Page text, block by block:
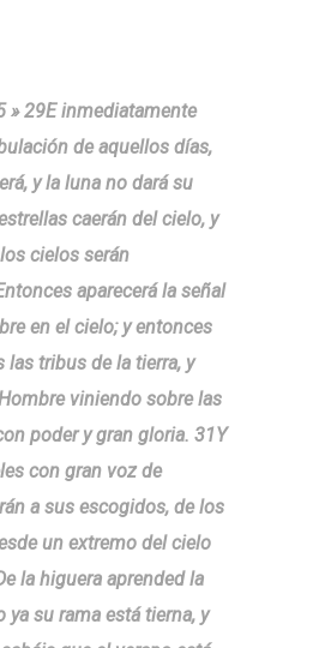
» 29E inmediatamente
de aquellos días,
y la luna no dará su
caerán del cielo, y
cielos serán
aparecerá la señal
en el cielo; y entonces
las tribus de la tierra, y
viniendo sobre las
poder y gran gloria. 31Y
con gran voz de
a sus escogidos, de los
un extremo del cielo
la higuera aprended la
ya su rama está tierna, y